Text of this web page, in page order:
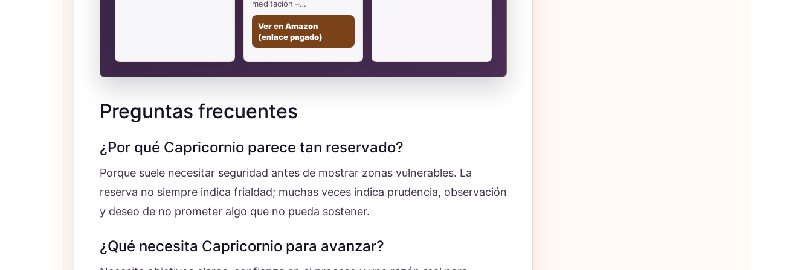
meditación –…
Ver en Amazon
(enlace pagado)
Preguntas frecuentes
¿Por qué Capricornio parece tan reservado?
Porque suele necesitar seguridad antes de mostrar zonas vulnerables. La
reserva no siempre indica frialdad; muchas veces indica prudencia, observación
y deseo de no prometer algo que no pueda sostener.
¿Qué necesita Capricornio para avanzar?